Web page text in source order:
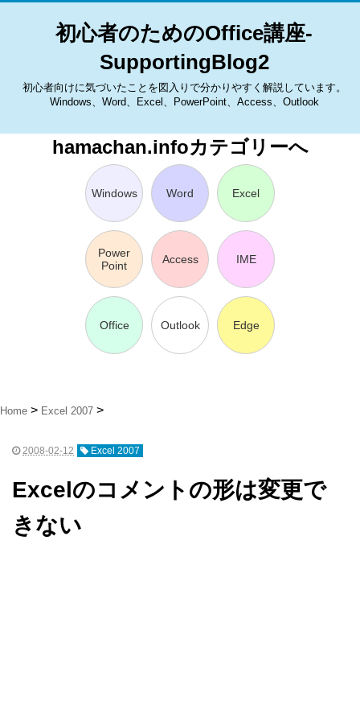
初心者のためのOffice講座-
SupportingBlog2
初心者向けに気づいたことを図入りで分かりやすく解説しています。
Windows、Word、Excel、PowerPoint、Access、Outlook
hamachan.infoカテゴリーへ
Windows Word Excel
Power
Point
Access IME
Office Outlook Edge
Home Excel 2007
2008-02-12 Excel 2007
Excelのコメントの形は変更で
きない